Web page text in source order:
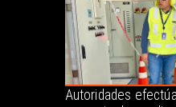
Autoridades